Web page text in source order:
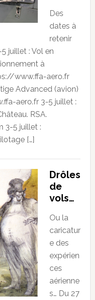
Des
dates à
retenir
juillet : Vol en
à
www.ffa-aero.fr
Advanced (avion)
aero.fr 3-5 juillet :
RSA.
3-5 juillet :
[…]
Drôles
de
vols…
Ou la
caricatur
e des
expérien
ces
aérienne
s… Du 27